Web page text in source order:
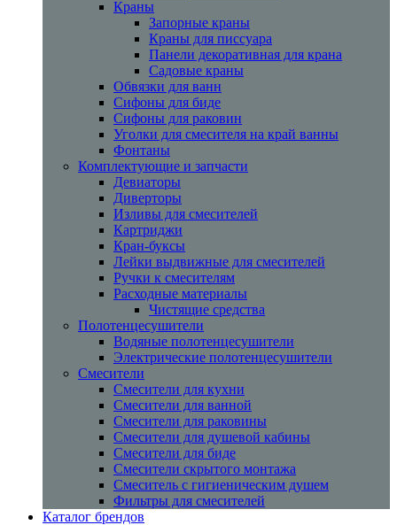
Краны
Запорные краны
Краны для писсуара
Панели декоративная для крана
Садовые краны
Обвязки для ванн
Сифоны для биде
Сифоны для раковин
Уголки для смесителя на край ванны
Фонтаны
Комплектующие и запчасти
Девиаторы
Диверторы
Изливы для смесителей
Картриджи
Кран-буксы
Лейки выдвижные для смесителей
Ручки к смесителям
Расходные материалы
Чистящие средства
Полотенцесушители
Водяные полотенцесушители
Электрические полотенцесушители
Смесители
Смесители для кухни
Смесители для ванной
Смесители для раковины
Смесители для душевой кабины
Смесители для биде
Смесители скрытого монтажа
Смеситель с гигиеническим душем
Фильтры для смесителей
Каталог брендов